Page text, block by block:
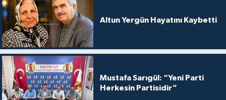
Altun Yergün Hayatını Kaybetti
Mustafa Sarıgül: “Yeni Parti
Herkesin Partisidir”